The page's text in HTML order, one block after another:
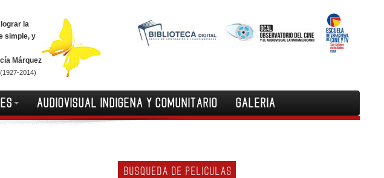
la
simple, y
Márquez
2014)
AUDIOVISUAL INDIGENA Y COMUNITARIO GALERIA
BUSQUEDA DE PELICULAS